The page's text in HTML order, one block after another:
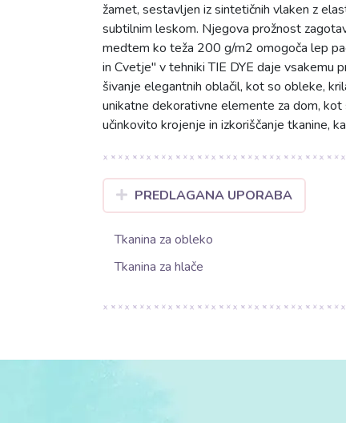
žamet, sestavljen iz sintetičnih vlaken z
subtilnim leskom. Njegova prožnost
medtem ko teža 200 g/m2 omogoča lep
in Cvetje" v tehniki TIE DYE daje vsakemu
šivanje elegantnih oblačil, kot so obleke,
unikatne dekorativne elemente za dom,
učinkovito krojenje in izkoriščanje tkanine,
PREDLAGANA UPORABA
Tkanina za obleko
Tkanina za hlače